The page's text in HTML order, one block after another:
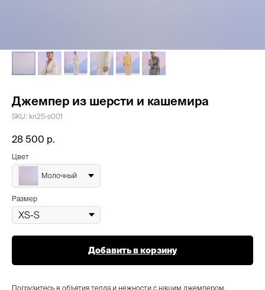
Джемпер из шерсти и кашемира
SKU: kn25-s001
28 500 р.
Цвет
Молочный
Размер
Добавить в корзину
Погрузитесь в объятия тепла и нежности с нашим джемпером,